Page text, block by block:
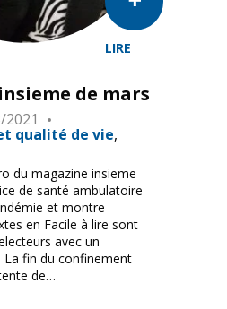
LIRE
de mars
2021
qualité de vie
du magazine insieme
de santé ambulatoire
et montre
en Facile à lire sont
avec un
La fin du confinement
de…